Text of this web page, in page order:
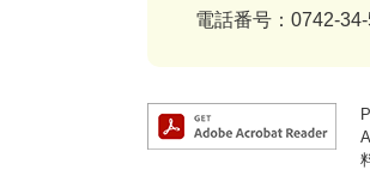
電話番号：0742-